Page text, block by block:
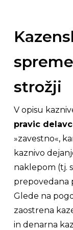
strožji
V opisu
pravic
»zavestno«,
kaznivo
naklepom (tj.
prepovedana
Glede na
zaostrena
in denarna